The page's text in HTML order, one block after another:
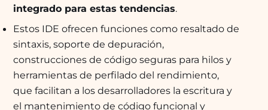
integrado para estas tendencias.
Estos IDE ofrecen funciones como resaltado de
sintaxis, soporte de depuración,
construcciones de código seguras para hilos y
herramientas de perfilado del rendimiento,
que facilitan a los desarrolladores la escritura y
el mantenimiento de código funcional y